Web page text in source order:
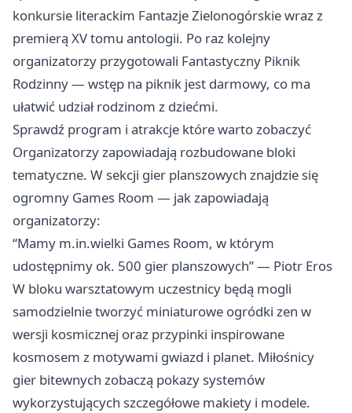
konkursie literackim Fantazje Zielonogórskie wraz z
premierą XV tomu antologii. Po raz kolejny
organizatorzy przygotowali Fantastyczny Piknik
Rodzinny — wstęp na piknik jest darmowy, co ma
ułatwić udział rodzinom z dziećmi.
Sprawdź program i atrakcje które warto zobaczyć
Organizatorzy zapowiadają rozbudowane bloki
tematyczne. W sekcji gier planszowych znajdzie się
ogromny Games Room — jak zapowiadają
organizatorzy:
“Mamy m.in.wielki Games Room, w którym
udostępnimy ok. 500 gier planszowych” — Piotr Eros
W bloku warsztatowym uczestnicy będą mogli
samodzielnie tworzyć miniaturowe ogródki zen w
wersji kosmicznej oraz przypinki inspirowane
kosmosem z motywami gwiazd i planet. Miłośnicy
gier bitewnych zobaczą pokazy systemów
wykorzystujących szczegółowe makiety i modele.